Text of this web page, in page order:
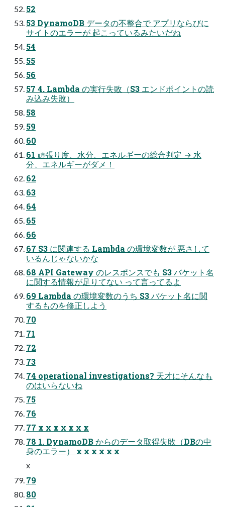
52
53 DynamoDB データの不整合で アプリならびに
サイトのエラーが 起こっているみたいだね
54
55
56
57 4. Lambda の実⾏失敗（S3 エンドポイントの読
み込み失敗）
58
59
60
61 頑張り度、⽔分、エネルギーの総合判定 → ⽔
分、エネルギーがダメ！
62
63
64
65
66
67 S3 に関連する Lambda の環境変数が 悪さして
いるんじゃないかな
68 API Gateway のレスポンスでも S3 バケット名
に関する情報が⾜りてない って⾔ってるよ
69 Lambda の環境変数のうち S3 バケット名に関
するものを修正しよう
70
71
72
73
74 operational investigations? 天才にそんなも
のはいらないね
75
76
77 x x x x x x x
78 1. DynamoDB からのデータ取得失敗（DBの中
⾝のエラー） x x x x x x
x
79
80